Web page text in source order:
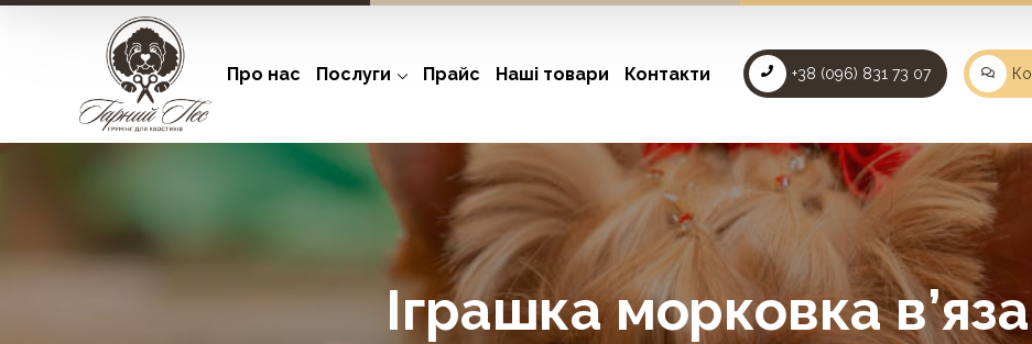
Про нас Послуги Прайс Наші товари Контакти +38 (096) 831 73 07
Іграшка морковка